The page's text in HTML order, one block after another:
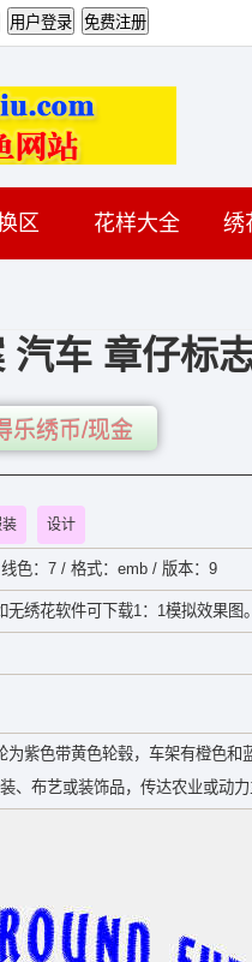
区 花样大全 绣
车 章仔标
乐绣币/现金
设计
色：7 / 格式：emb / 版本：9
绣花软件可下载1：1模拟效果图。
紫色带黄色轮毂，车架有橙色和
布艺或装饰品，传达农业或动